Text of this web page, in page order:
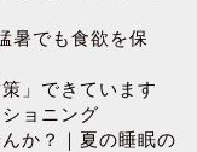
暑でも食欲を保
」できています
ョニング
か？｜夏の睡眠の